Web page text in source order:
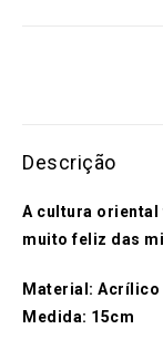
Descrição
A cultura oriental
muito feliz das
Material: Acrílico
Medida: 15cm